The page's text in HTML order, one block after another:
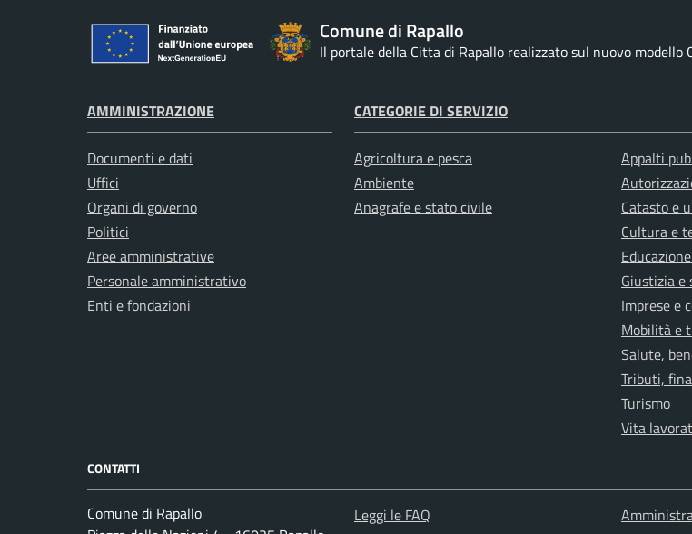
Comune di Rapallo
Il portale della Citta di Rapallo realizzato sul nuovo
AMMINISTRAZIONE
Documenti e dati
Uffici
Organi di governo
Politici
Aree amministrative
Personale amministrativo
Enti e fondazioni
CATEGORIE DI SERVIZIO
Agricoltura e pesca
Ambiente
Anagrafe e stato civile
Appalti
Catasto e
Cultura e
Giustizia e
Imprese e
Mobilità e
Salute,
Tributi,
Turismo
Vita
CONTATTI
Comune di Rapallo
Leggi le FAQ